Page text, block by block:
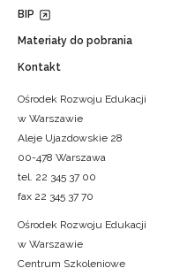
BIP
Materiały do pobrania
Kontakt
Ośrodek Rozwoju Edukacji
w Warszawie
Aleje Ujazdowskie 28
00-478 Warszawa
tel. 22 345 37 00
fax 22 345 37 70
Ośrodek Rozwoju Edukacji
w Warszawie
Centrum Szkoleniowe